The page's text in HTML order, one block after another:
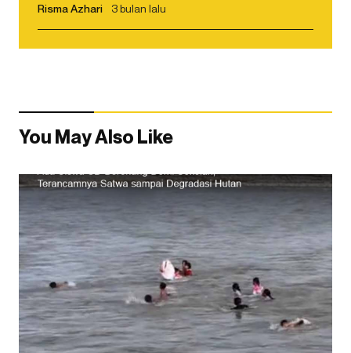
Risma Azhari 3 bulan lalu
You May Also Like